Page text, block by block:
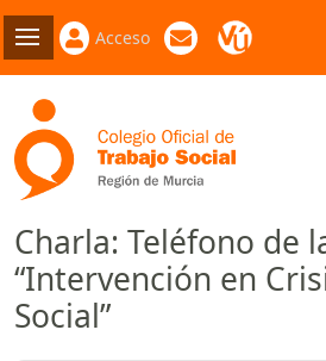
Acceso
Charla: Teléfono de
“Intervención en
Social”